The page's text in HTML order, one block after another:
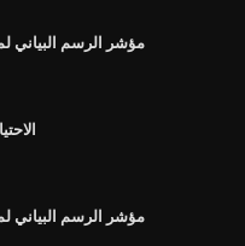
مؤشر الرسم البياني
مؤشر الرسم البياني